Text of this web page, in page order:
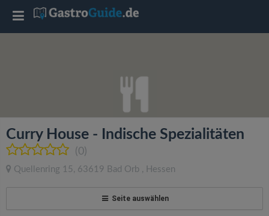
Curry House - Indische Spezialitäten
(0)
Quellenring 15 , 63619 Bad Orb , Hessen
Seite auswählen
T
l
e